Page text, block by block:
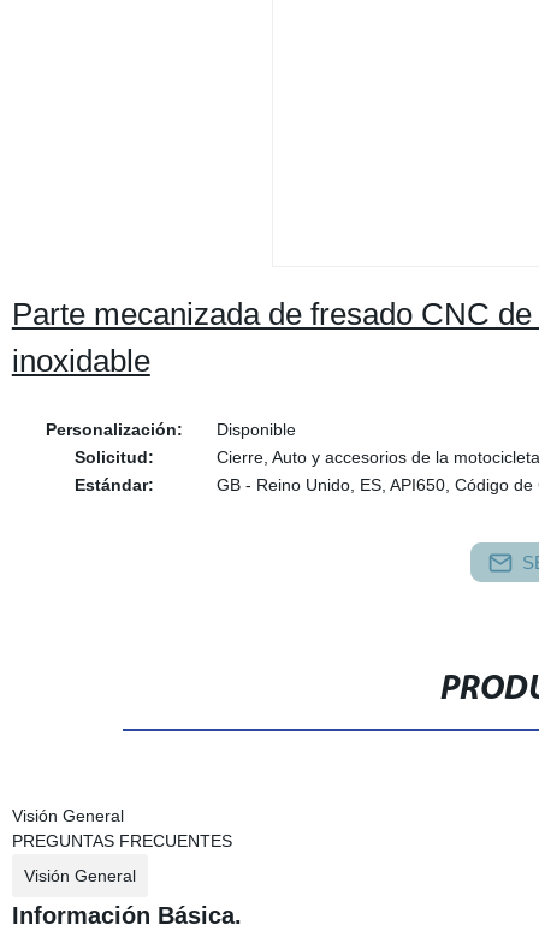
Parte mecanizada de fresado CNC
inoxidable
Personalización:
Disponible
Solicitud:
Cierre, Auto y accesorios de la
Estándar:
GB - Reino Unido, ES, API650, Código
Visión General
PREGUNTAS FRECUENTES
Visión General
Información Básica.